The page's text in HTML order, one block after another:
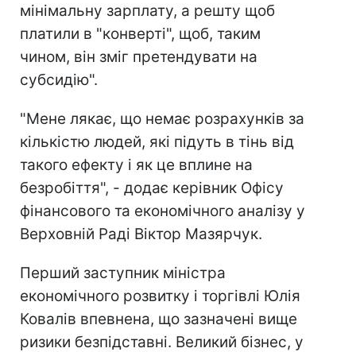
мінімальну зарплату, а решту щоб
платили в "конверті", щоб, таким
чином, він зміг претендувати на
субсидію".
"Мене лякає, що немає розрахунків за
кількістю людей, які підуть в тінь від
такого ефекту і як це вплине на
безробіття", - додає керівник Офісу
фінансового та економічного аналізу у
Верховній Раді Віктор Мазярчук.
Перший заступник міністра
економічного розвитку і торгівлі Юлія
Ковалів впевнена, що зазначені вище
ризики безпідставні. Великий бізнес, у